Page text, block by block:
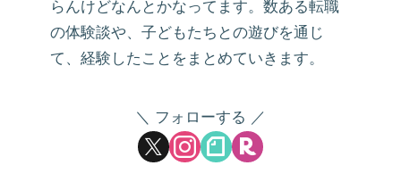
らんけどなんとかなってます。数ある転職
の体験談や、子どもたちとの遊びを通じ
て、経験したことをまとめていきます。
フォローする